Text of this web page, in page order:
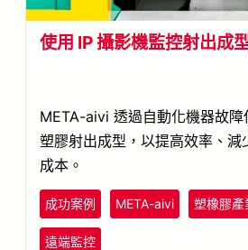
使用 IP 攝影機監控射出成
META-aivi 透過自動化機器故
塑膠射出成型，以提高效率、減
成本。
成功案例 META-aivi 塑橡膠產
遠端監控